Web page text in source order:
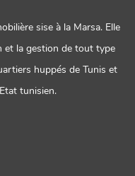
sise à la Marsa. Elle
et la gestion de tout type
huppés de Tunis et
tunisien.